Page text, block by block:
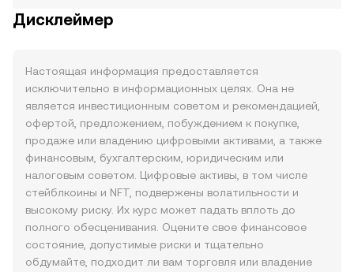
Дисклеймер
Настоящая информация предоставляется
исключительно в информационных целях. Она не
является инвестиционным советом и рекомендацией,
офертой, предложением, побуждением к покупке,
продаже или владению цифровыми активами, а также
финансовым, бухгалтерским, юридическим или
налоговым советом. Цифровые активы, в том числе
стейблкоины и NFT, подвержены волатильности и
высокому риску. Их курс может падать вплоть до
полного обесценивания. Оцените свое финансовое
состояние, допустимые риски и тщательно
обдумайте, подходит ли вам торговля или владение